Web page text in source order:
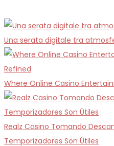
Una serata digitale tra
Where Online Casino
Realz Casino Tomando
Temporizadores Son Útiles